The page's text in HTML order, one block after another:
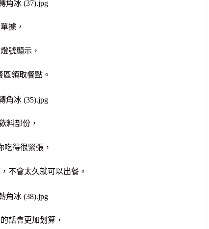
據，
號顯示，
領取餐點。
料部份，
吃得很緊張，
不會太久就可以出餐。
話會更加划算，